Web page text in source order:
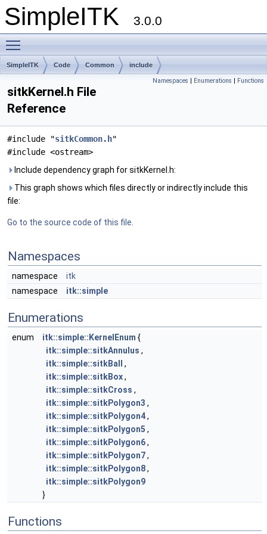
SimpleITK 3.0.0
SimpleITK Code Common include
Namespaces | Enumerations | Functions
sitkKernel.h File
Reference
#include "sitkCommon.h"
#include <ostream>
Include dependency graph for sitkKernel.h:
This graph shows which files directly or indirectly include this
file:
Go to the source code of this file.
Namespaces
namespace
itk
namespace
itk::simple
Enumerations
enum itk::simple::KernelEnum {
itk::simple::sitkAnnulus ,
itk::simple::sitkBall
,
itk::simple::sitkBox,
itk::simple::sitkCross ,
itk::simple::sitkPolygon3 ,
itk::simple::sitkPolygon4,
itk::simple::sitkPolygon5 ,
itk::simple::sitkPolygon6,
itk::simple::sitkPolygon7,
itk::simple::sitkPolygon8,
itk::simple::sitkPolygon9
}
Functions